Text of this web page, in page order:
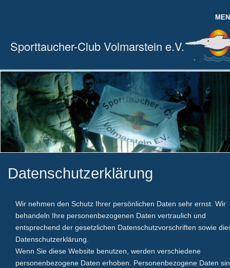
AUSBILDUNG
TRAINING TAUCHEN
AQUAFITNESS
VEREINSLEBEN
MITGLIEDER
Sporttaucher-Club Volmarstein e.V.
Datenschutzerklärung
Wir nehmen den Schutz Ihrer persönlichen Daten sehr ernst. Wir
behandeln Ihre personenbezogenen Daten vertraulich und
entsprechend der gesetzlichen Datenschutzvorschriften sowie
Datenschutzerklärung.
Wenn Sie diese Website benutzen, werden verschiedene
personenbezogene Daten erhoben. Personenbezogene Daten